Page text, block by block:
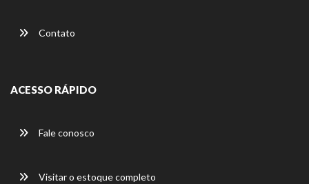
Contato
ACESSO RÁPIDO
Fale conosco
Visitar o estoque completo